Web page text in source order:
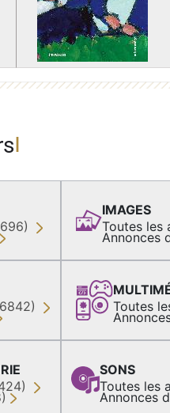
IMAGES
Toutes les
Annonces
Toutes
SONS
Toutes les
Annonces